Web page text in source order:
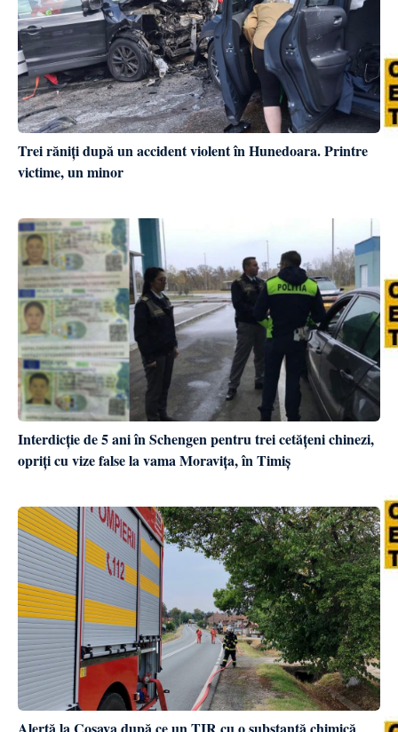
Trei răniți după un accident violent în Hunedoara. Printre
victime, un minor
Interdicție de 5 ani în Schengen pentru trei cetățeni chinezi,
opriți cu vize false la vama Moravița, în Timiș
Alertă la Coșava după ce un TIR cu o substanță chimică